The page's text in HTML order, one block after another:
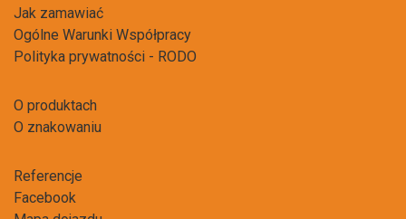
Jak zamawiać
Ogólne Warunki Współpracy
Polityka prywatności - RODO
O produktach
O znakowaniu
Referencje
Facebook